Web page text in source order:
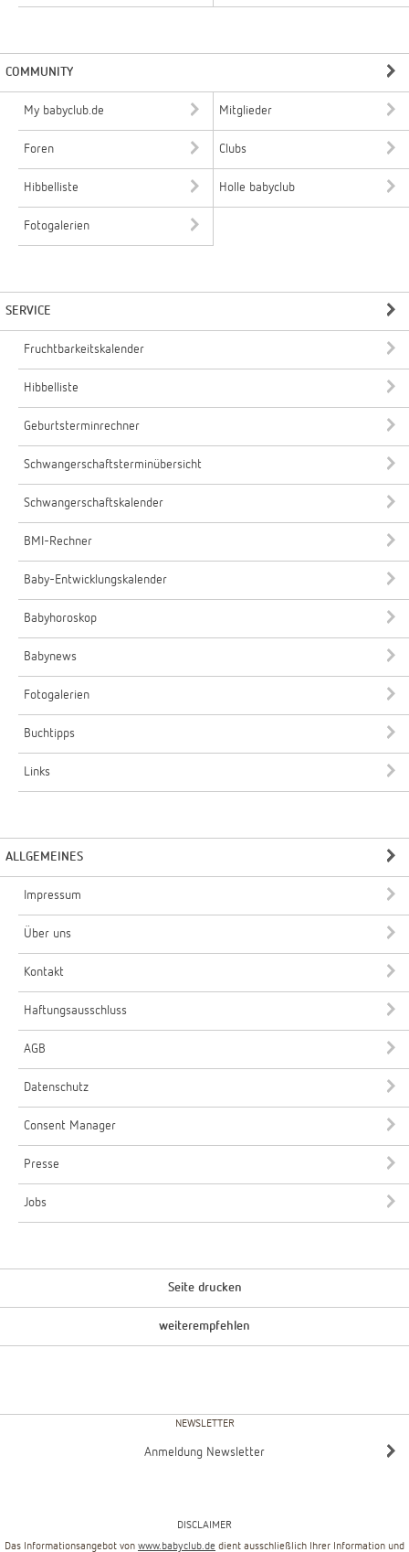
COMMUNITY
My babyclub.de Mitglieder
Foren Clubs
Hibbelliste Holle babyclub
Fotogalerien
SERVICE
Fruchtbarkeitskalender
Hibbelliste
Geburtsterminrechner
Schwangerschaftsterminübersicht
Schwangerschaftskalender
BMI-Rechner
Baby-Entwicklungskalender
Babyhoroskop
Babynews
Fotogalerien
Buchtipps
Links
ALLGEMEINES
Impressum
Über uns
Kontakt
Haftungsausschluss
AGB
Datenschutz
Consent Manager
Presse
Jobs
Seite drucken
weiterempfehlen
NEWSLETTER
Anmeldung Newsletter
DISCLAIMER
Das Informationsangebot von www.babyclub.de dient ausschließlich Ihrer Information und